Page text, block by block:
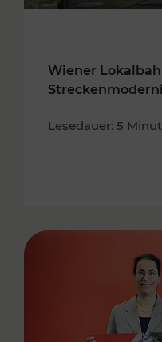
Wiener
Lesedauer: 5